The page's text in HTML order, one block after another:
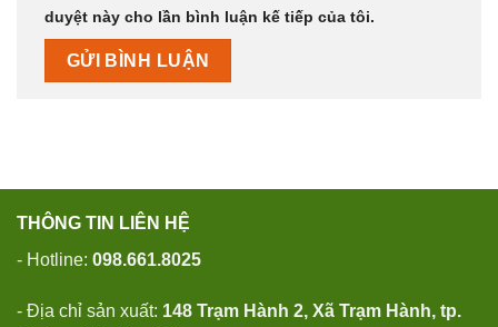
duyệt này cho lần bình luận kế tiếp của tôi.
THÔNG TIN LIÊN HỆ
- Hotline: 098.661.8025
- Địa chỉ sản xuất: 148 Trạm Hành 2, Xã Trạm Hành, tp.